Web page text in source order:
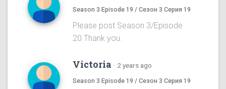
Season 3 Episode 19 / Сезон 3 Серия 19
Please post Season 3/Episode
20.Thank you.
Victoria · 2 years ago
Season 3 Episode 19 / Сезон 3 Серия 19